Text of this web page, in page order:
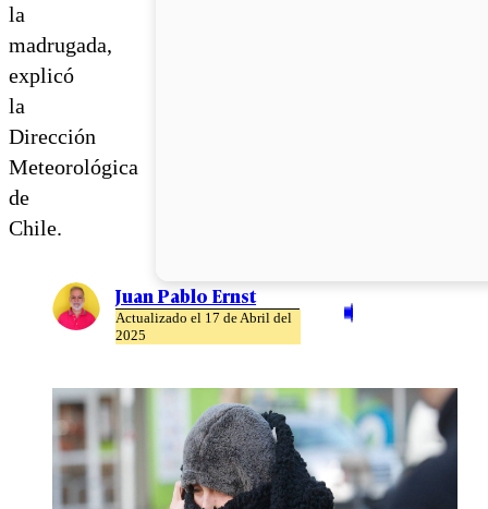
la
madrugada,
explicó
la
Dirección
Meteorológica
de
Chile.
Juan Pablo Ernst
Actualizado el 17 de Abril del
2025